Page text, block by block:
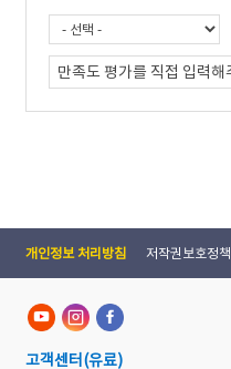
개인정보 처리방침 저작권보호정책
고객센터 (유료)